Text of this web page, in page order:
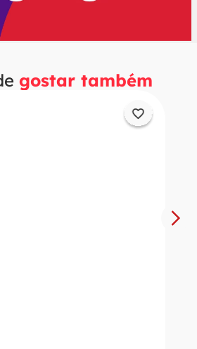
gostar também